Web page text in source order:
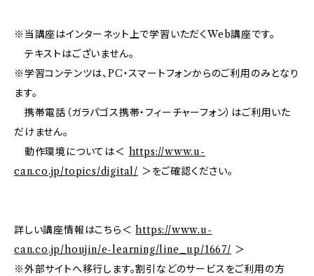
※当講座はインターネット上で学習いただくWeb講座です。
テキストはございません。
※学習コンテンツは、PC・スマートフォンからのご利用のみとなり
ます。
携帯電話（ガラパゴス携帯・フィーチャーフォン）はご利用いた
だけません。
動作環境については＜ https://www.u-
can.co.jp/topics/digital/ ＞をご確認ください。
詳しい講座情報はこちら＜https://www.u-
can.co.jp/houjin/e-learning/line_up/1667/ ＞
※外部サイトへ移行します。割引などのサービスをご利用の方